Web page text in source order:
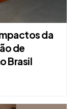
da
de
Brasil